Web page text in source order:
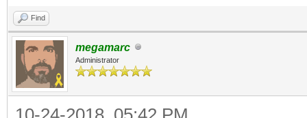
Find
megamarc
Administrator